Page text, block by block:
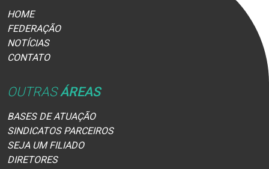
HOME
FEDERAÇÃO
NOTÍCIAS
CONTATO
OUTRASÁREAS
BASES DE ATUAÇÃO
SINDICATOS PARCEIROS
SEJA UM FILIADO
DIRETORES